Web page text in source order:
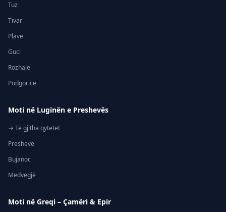
Tuz
Tivar
Plavë
Guci
Rozhajë
Podgoricë
Moti në Luginën e Preshevës
→ Të gjitha qytetet
Preshevë
Bujanoc
Medvegjë
Moti në Greqi – Çamëri & Epir